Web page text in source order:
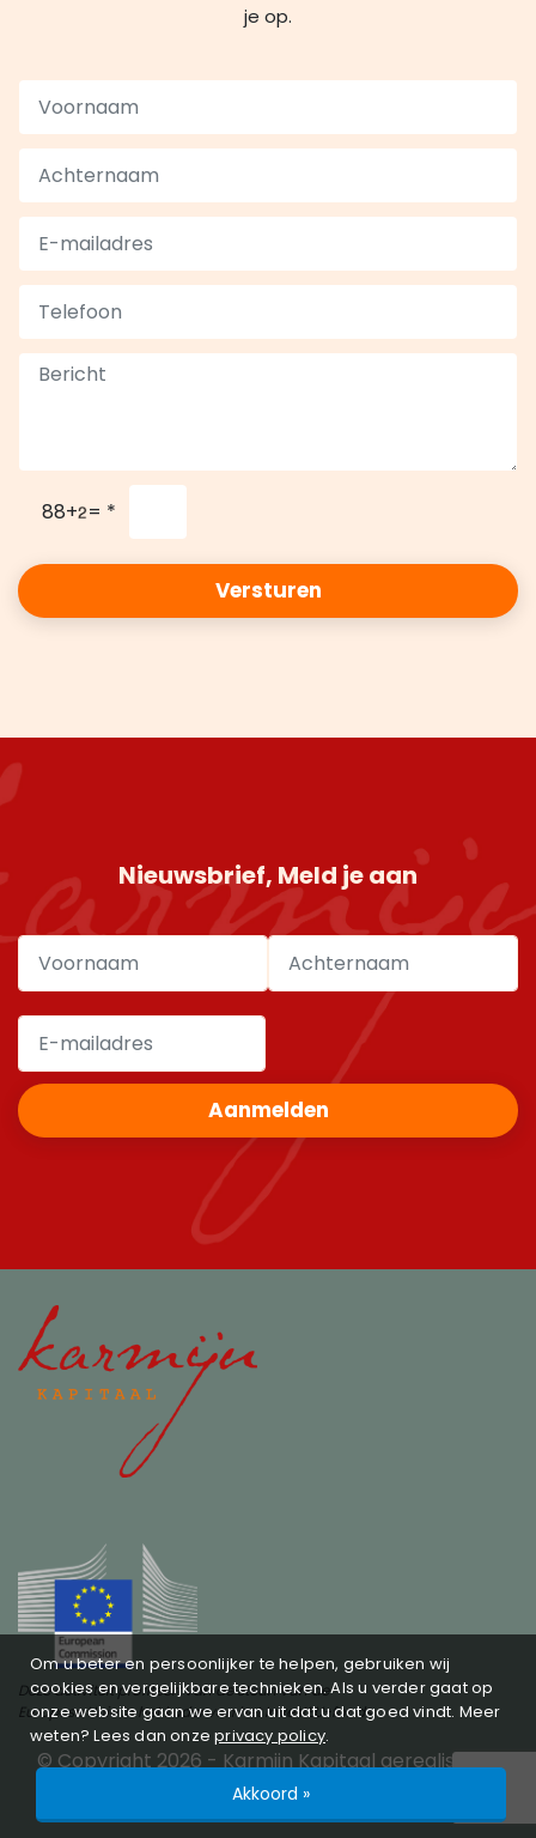
je op.
88+ = *
Versturen
Nieuwsbrief, Meld je aan
Aanmelden
Deze activiteit profiteert van de steun van de
Europese Unie in het kader van het InvestEU-fonds
© Copyright 2026 -Karmijn Kapitaalgerealiseerd
Privacy policy
Om u beter en persoonlijker te helpen, gebruiken wij
cookies en vergelijkbare technieken. Als u verder gaat op
onze website gaan we ervan uit dat u dat goed vindt. Meer
weten? Lees dan onzeprivacy policy.
Akkoord »